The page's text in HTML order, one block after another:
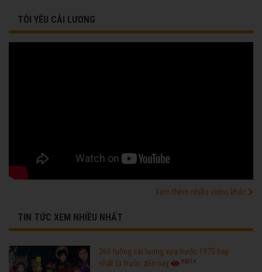
TÔI YÊU CẢI LƯƠNG
Xem thêm nhiều video khác
TIN TỨC XEM NHIỀU NHẤT
260 tuồng cải lương xưa trước 1975 hay
nhất từ trước đến nay
96214